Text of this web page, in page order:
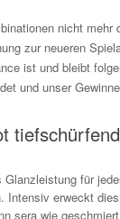
nicht
zur neueren
ist und bleibt
und unser
für
Intensiv erweckt
sera wie